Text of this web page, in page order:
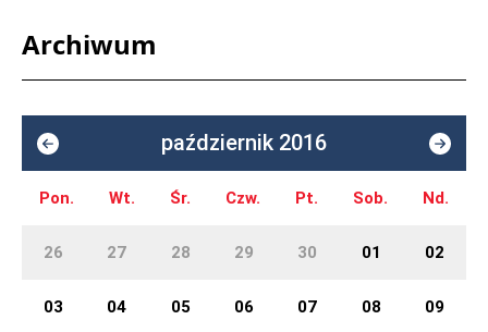
Archiwum
październik 2016
Pon. Wt. Śr. Czw. Pt. Sob. Nd.
26 27 28 29 30 01 02
03 04 05 06 07 08 09